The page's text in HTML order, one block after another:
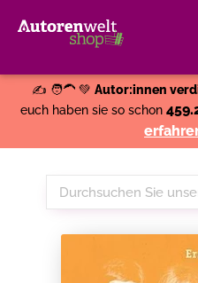
✍️ 🧑‍🦱 💚 Autor:innen
euch haben sie so schon
Durchsuchen
Sie